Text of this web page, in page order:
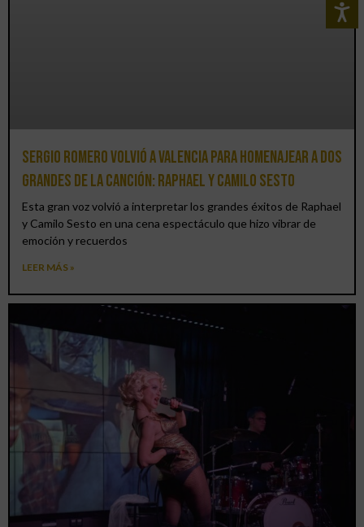
Sergio Romero volvió a Valencia para homenajear a dos
grandes de la canción: Raphael y Camilo Sesto
Esta gran voz volvió a interpretar los grandes éxitos de Raphael
y Camilo Sesto en una cena espectáculo que hizo vibrar de
emoción y recuerdos
LEER MÁS »